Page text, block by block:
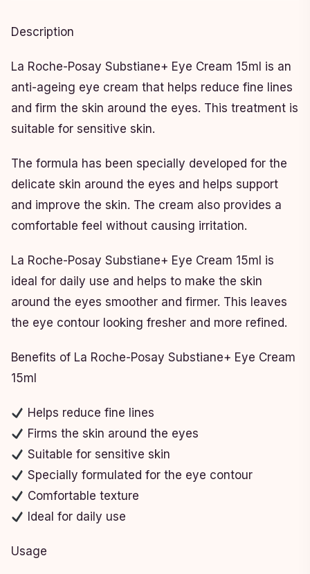
Description
La Roche-Posay Substiane+ Eye Cream 15ml is an
anti-ageing eye cream that helps reduce fine lines
and firm the skin around the eyes. This treatment is
suitable for sensitive skin.
The formula has been specially developed for the
delicate skin around the eyes and helps support
and improve the skin. The cream also provides a
comfortable feel without causing irritation.
La Roche-Posay Substiane+ Eye Cream 15ml is
ideal for daily use and helps to make the skin
around the eyes smoother and firmer. This leaves
the eye contour looking fresher and more refined.
Benefits of La Roche-Posay Substiane+ Eye Cream
15ml
Helps reduce fine lines
Firms the skin around the eyes
Suitable for sensitive skin
Specially formulated for the eye contour
Comfortable texture
Ideal for daily use
Usage